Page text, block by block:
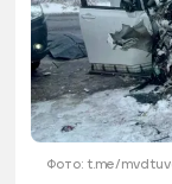
Фото: t.me/